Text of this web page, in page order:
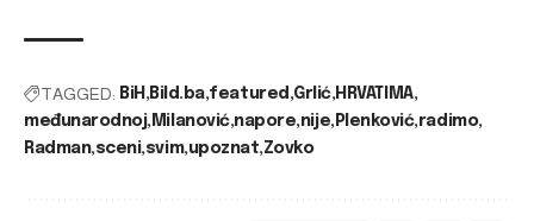
TAGGED: BiH Bild.ba featured Grlić HRVATIMA
međunarodnoj Milanović napore nije Plenković radimo
Radman sceni svim upoznat Zovko